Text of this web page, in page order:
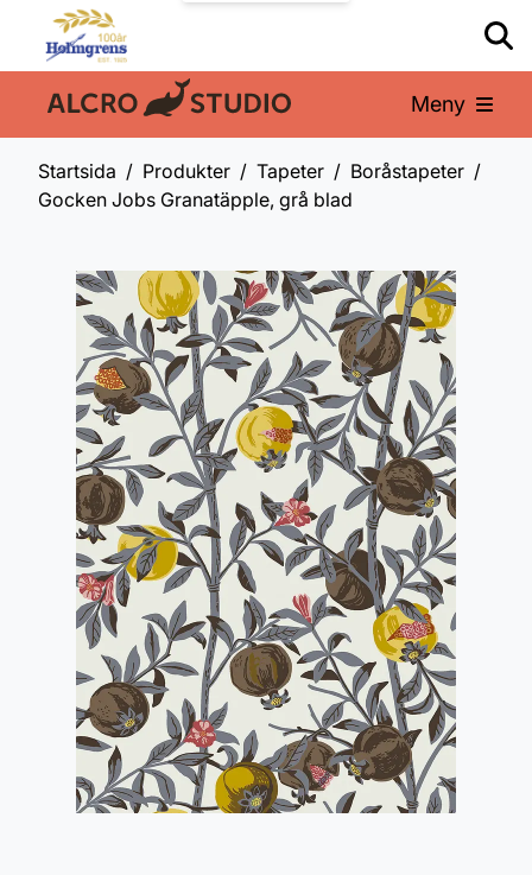
En del av: Meny
Startsida Produkter Tapeter
Boråstapeter
Gocken Jobs Granatäpple, grå blad